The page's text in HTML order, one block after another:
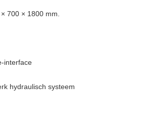
700 × 1800 mm.
interface
hydraulisch systeem